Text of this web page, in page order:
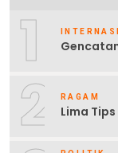
1
2 RAGAM
Lima